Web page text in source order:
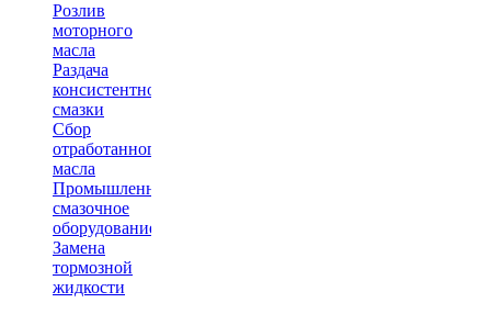
Розлив
моторного
масла
Раздача
консистентной
смазки
Сбор
отработанного
масла
Промышленное
смазочное
оборудование
Замена
тормозной
жидкости